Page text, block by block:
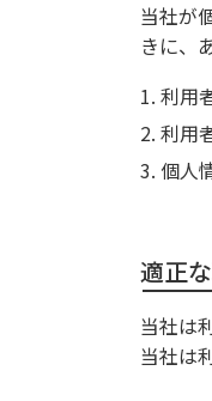
当社が
きに、
利用
利用
個人
適正
当社は
当社は